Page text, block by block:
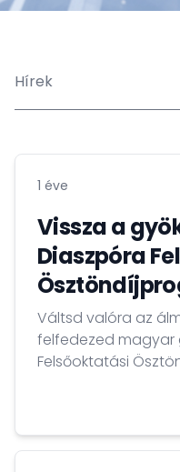
Hírek
1 éve
Vissza a
Diaszpóra
Váltsd valóra az
felfedezed magyar
Felsőoktatási